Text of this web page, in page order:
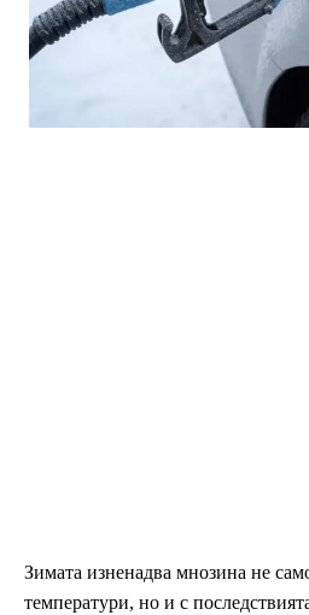
Зимата изненадва мнозина не
температури, но и с